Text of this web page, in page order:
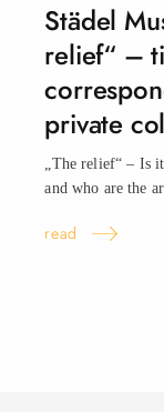
Städel
relief“ –
private
„The relief“ – Is
and who are the
read